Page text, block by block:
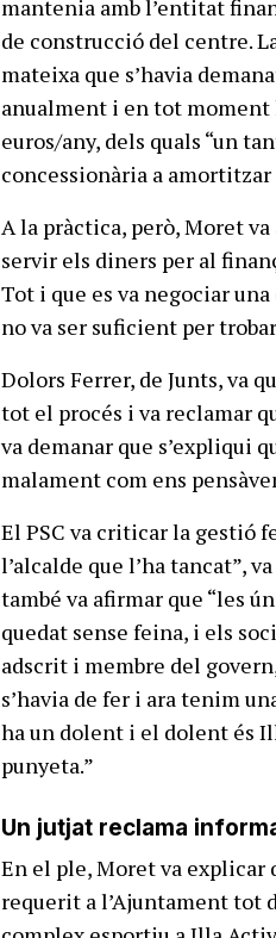
mantenia amb l’entitat
de construcció del centre.
mateixa que s’havia
anualment i en tot moment
euros/any, dels quals “un
concessionària a amortitzar
A la pràctica, però, Moret
servir els diners per al
Tot i que es va negociar
no va ser suficient per
Dolors Ferrer, de Junts, va
tot el procés i va reclamar
va demanar que s’expliqui
malament com ens
El PSC va criticar la gestió
l’alcalde que l’ha tancat”,
també va afirmar que “les
quedat sense feina, i els
adscrit i membre del
s’havia de fer i ara tenim
ha un dolent i el dolent és
punyeta.”
Un jutjat reclama
En el ple, Moret va explicar
requerit a l’Ajuntament tot